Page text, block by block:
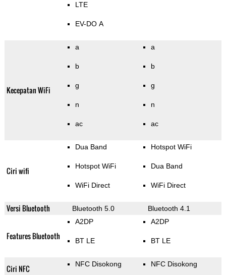
LTE
EV-DO A
Kecepatan WiFi
a
b
g
n
ac
a
b
g
n
ac
Ciri wifi
Dua Band
Hotspot WiFi
WiFi Direct
Hotspot WiFi
Dua Band
WiFi Direct
Versi Bluetooth Bluetooth 5.0 Bluetooth 4.1
Features Bluetooth
A2DP
BT LE
A2DP
BT LE
Ciri NFC NFC Disokong NFC Disokong